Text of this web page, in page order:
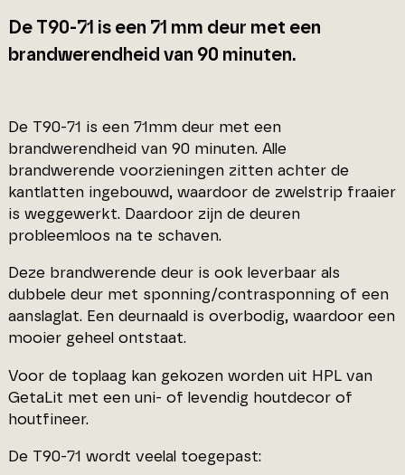
De T90-71 is een 71 mm deur met een
brandwerendheid van 90 minuten.
De T90-71 is een 71mm deur met een
brandwerendheid van 90 minuten. Alle
brandwerende voorzieningen zitten achter de
kantlatten ingebouwd, waardoor de zwelstrip fraaier
is weggewerkt. Daardoor zijn de deuren
probleemloos na te schaven.
Deze brandwerende deur is ook leverbaar als
dubbele deur met sponning/contrasponning of een
aanslaglat. Een deurnaald is overbodig, waardoor een
mooier geheel ontstaat.
Voor de toplaag kan gekozen worden uit HPL van
GetaLit met een uni- of levendig houtdecor of
houtfineer.
De T90-71 wordt veelal toegepast: